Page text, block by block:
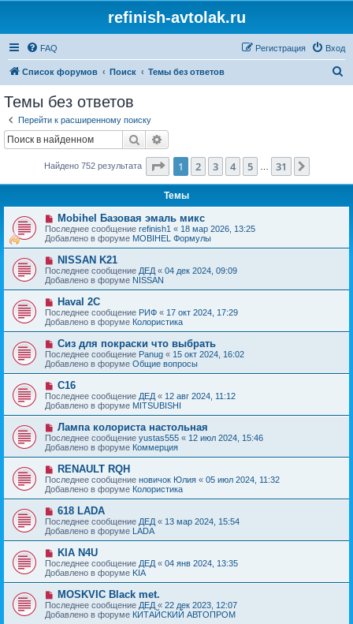
refinish-avtolak.ru
FAQ Вход
Регистрация
Список форумов Поиск Темы без ответов
Темы без ответов
Перейти к расширенному поиску
Поиск
Найдено 752 результата Страница из 31
1 2 3 4 5 31
Темы
Н
о
в
о
е
с
о
о
б
щ
е
н
и
е
Mobihel Базовая эмаль микс
Последнее сообщение refinish1 « 18 мар 2026, 13:25
Добавлено в форуме MOBIHEL Формулы
Н
о
в
о
е
с
о
о
б
щ
е
н
и
е
NISSAN K21
Последнее сообщение ДЕД « 04 дек 2024, 09:09
Добавлено в форуме NISSAN
Н
о
в
о
с
о
о
б
щ
е
н
и
е
Haval 2C
Последнее сообщение РИФ « 17 окт 2024, 17:29
Добавлено в форуме Колористика
Н
о
в
о
с
о
о
б
щ
е
н
и
е
Сиз для покраски что выбрать
Последнее сообщение Panug « 15 окт 2024, 16:02
Добавлено в форуме Общие вопросы
Н
о
в
о
с
о
о
б
щ
е
н
и
е
C16
Последнее сообщение ДЕД « 12 авг 2024, 11:12
Добавлено в форуме MITSUBISHI
Н
о
в
о
е
с
о
о
б
щ
е
н
и
е
Лампа колориста настольная
Последнее сообщение yustas555 « 12 июл 2024, 15:46
Добавлено в форуме Коммерция
Н
о
в
о
с
о
о
б
щ
е
н
и
е
RENAULT RQH
Последнее сообщение новичок Юлия « 05 июл 2024, 11:32
Добавлено в форуме Колористика
Н
о
в
о
е
с
о
о
б
щ
е
н
и
618 LADA
Последнее сообщение ДЕД « 13 мар 2024, 15:54
Добавлено в форуме LADA
Н
о
в
о
е
с
о
о
KIA N4U
Последнее сообщение ДЕД « 04 янв 2024, 13:35
Добавлено в форуме KIA
Н
о
в
о
MOSKVIC Black met.
Последнее сообщение ДЕД « 22 дек 2023, 12:07
Добавлено в форуме КИТАЙСКИЙ АВТОПРОМ